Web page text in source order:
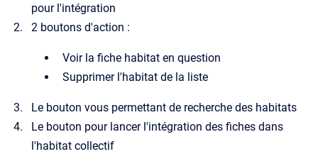
pour l'intégration
2 boutons d'action :
Voir la fiche habitat en question
Supprimer l'habitat de la liste
Le bouton vous permettant de recherche des habitats
Le bouton pour lancer l'intégration des fiches dans
l'habitat collectif